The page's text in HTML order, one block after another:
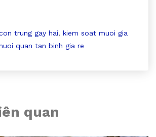
trung gay hai, kiem soat muoi gia
quan tan binh gia re
quan